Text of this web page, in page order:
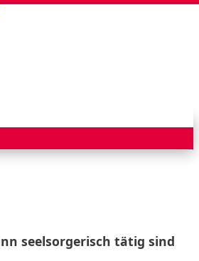
seelsorgerisch tätig sind